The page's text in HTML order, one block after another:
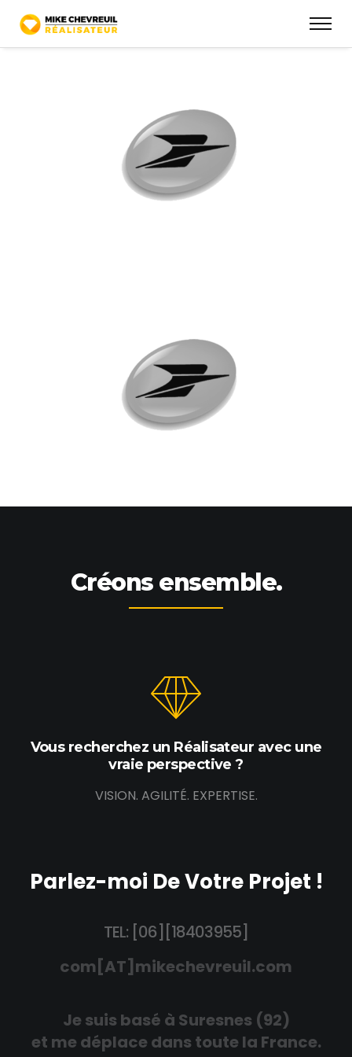
Créons ensemble.
Vous recherchez un Réalisateur avec une
vraie perspective ?
VISION. AGILITÉ. EXPERTISE.
Parlez-moi De Votre Projet !
TEL: [06][18403955]
com[AT]mikechevreuil.com
Je suis basé à Suresnes (92)
et me déplace dans toute la France.